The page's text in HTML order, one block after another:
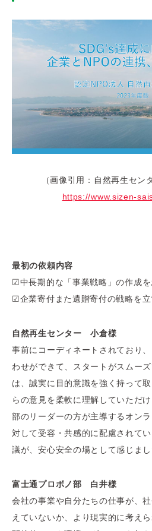
（画像引用：自然再生セン
https://www.sizen-
最初の依頼内容
☑中長期的な「事業戦略」の作成を
☑企業寄付また遺贈寄付の戦略を立
自然再生センター 小倉様
事前にコーディネートされており
わせができて、スタートがスムー
は、誠実に目的意識を強く持って
らの意見を柔軟に理解していただ
部のリーダーの方が主導するオン
対して受容・共感的に配慮されて
議が、安心安全の場として感じまし
富士通プロボノ部 白井様
会社の事業や自分たちの仕事が、
えていないか、より現実的に考え